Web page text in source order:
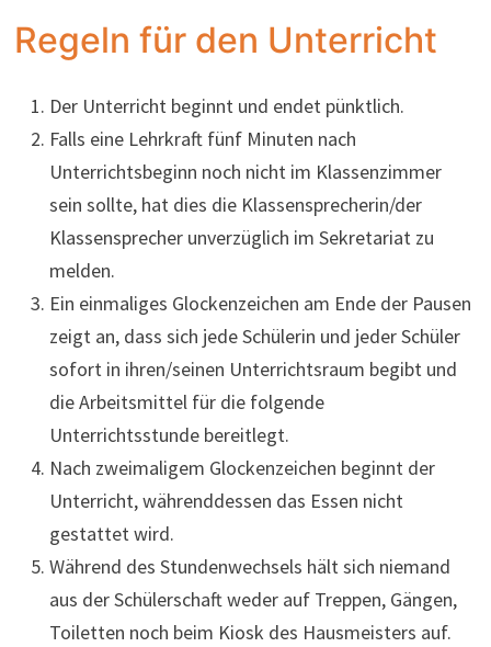
Regeln für den Unterricht
Der Unterricht beginnt und endet pünktlich.
Falls eine Lehrkraft fünf Minuten nach
Unterrichtsbeginn noch nicht im Klassenzimmer
sein sollte, hat dies die Klassensprecherin/der
Klassensprecher unverzüglich im Sekretariat zu
melden.
Ein einmaliges Glockenzeichen am Ende der Pausen
zeigt an, dass sich jede Schülerin und jeder Schüler
sofort in ihren/seinen Unterrichtsraum begibt und
die Arbeitsmittel für die folgende
Unterrichtsstunde bereitlegt.
Nach zweimaligem Glockenzeichen beginnt der
Unterricht, währenddessen das Essen nicht
gestattet wird.
Während des Stundenwechsels hält sich niemand
aus der Schülerschaft weder auf Treppen, Gängen,
Toiletten noch beim Kiosk des Hausmeisters auf.